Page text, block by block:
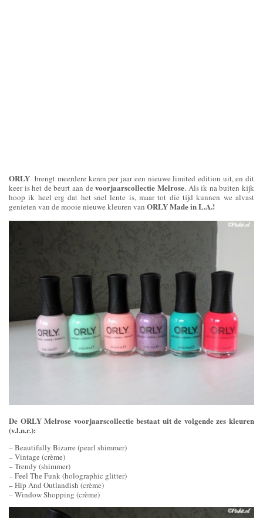
ORLY brengt meerdere keren per jaar een nieuwe limited edition uit, en dit
keer is het de beurt aan devoorjaarscollectie Melrose. Als ik na buiten kijk
hoop ik heel erg dat het snel lente is, maar tot die tijd kunnen we alvast
genieten van de mooie nieuwe kleuren van ORLY Made in L.A.!
De ORLY Melrose voorjaarscollectie bestaat uit de volgende zes kleuren
(v.l.n.r.):
– Beautifully Bizarre (pearl shimmer)
– Vintage (crème)
– Trendy (shimmer)
– Feel The Funk (holographic glitter)
– Hip And Outlandish (crème)
– Window Shopping (crème)